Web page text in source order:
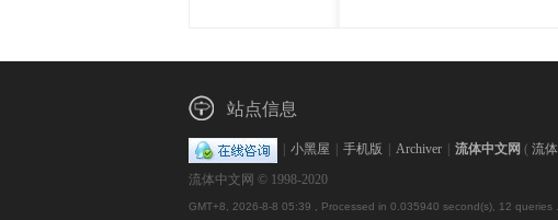
站点信息
小黑屋 手机版 Archiver 流体中文网 ( 流
流体中文网 © 1998-2020
GMT+8, 2026-8-8 05:39 , Processed in 0.035940 second(s), 12 queries .